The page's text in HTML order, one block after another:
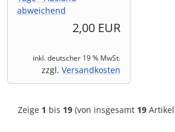
abweichend
2,00 EUR
inkl. deutscher 19 % MwSt.
zzgl. Versandkosten
Zeige 1 bis 19(von insgesamt 19